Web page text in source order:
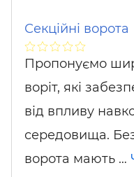
Секційні ворота
Пропонуємо
воріт, які
від впливу
середовища.
ворота мають …